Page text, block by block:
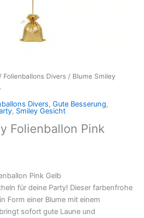
/ Folienballons Divers / Blume Smiley
Divers, Gute Besserung,
, Smiley Gesicht
Folienballon Pink
Pink Gelb
für deine Party! Dieser farbenfrohe
Form einer Blume mit einem
sofort gute Laune und